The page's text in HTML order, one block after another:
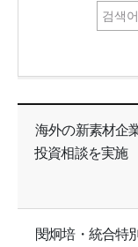
GFEZニュース 목록으로 번호, 제목, 작성자, 조회수, 등록일, 첨부파일로 나열 되고 있습니다.
海外の新素材企
投資相談を実施
閔炯培・統合特